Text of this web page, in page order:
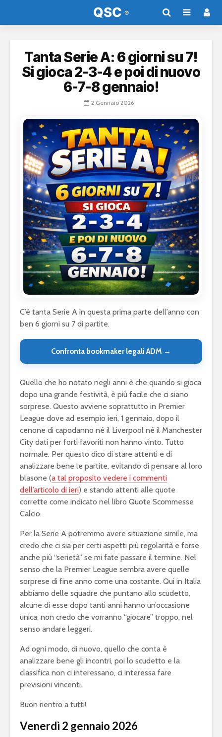
Tanta Serie A: 6 giorni su 7!
Si gioca 2-3-4 e poi di nuovo
6-7-8 gennaio!
2 Gennaio 2026
C’è tanta Serie A in questa prima parte dell’anno con
ben 6 giorni su 7 di partite.
Confronta bookmaker legali ADM →
Quello che ho notato negli anni è che quando si gioca
dopo una grande festività, è più facile che ci siano
sorprese. Questo avviene soprattutto in Premier
League dove ad esempio ieri, 1 gennaio, dopo il
cenone di capodanno né il Liverpool né il Manchester
City dati per forti favoriti non hanno vinto. Tutto
normale. Per questo dico di stare attenti e di
analizzare bene le partite, evitando di pensare al loro
blasone (a tal proposito vedere i commenti
dell’articolo di ieri) e stando attenti alle quote
corrette come indicato nel libro Quote Scommesse
Calcio.
Per la Serie A potremmo avere situazione simile, ma
credo che ci sia per certi aspetti più regolarità e forse
anche più “serietà” se mi fate passare il termine. Nel
senso che la Premier League sembra avere quelle
sorprese di fine anno come una costante. Qui in Italia
abbiamo delle squadre che puntano allo scudetto,
alcune di esse dopo tanti anni hanno un’occasione
unica, non credo che vorranno “giocare” troppo, nel
senso andare leggeri.
Ad ogni modo, di nuovo, quello che conta è
analizzare bene gli incontri, poi lo scudetto e la
classifica non ci interessano, ci interessa fare
previsioni vincenti.
Buon rientro a tutti!
Venerdì 2 gennaio 2026